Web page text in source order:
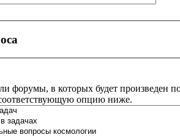
форумы, в которых будет произведен
опцию ниже.